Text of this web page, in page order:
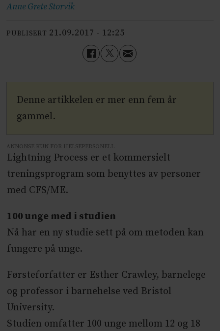
Anne Grete Storvik
PUBLISERT 21.09.2017 - 12:25
Denne artikkelen er mer enn fem år
gammel.
ANNONSE KUN FOR HELSEPERSONELL
Lightning Process er et kommersielt
treningsprogram som benyttes av personer
med CFS/ME.
100 unge med i studien
Nå har en ny studie sett på om metoden kan
fungere på unge.
Førsteforfatter er Esther Crawley, barnelege
og professor i barnehelse ved Bristol
University.
Studien omfatter 100 unge mellom 12 og 18